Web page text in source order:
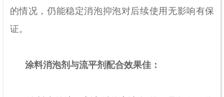
的情况，仍能稳定消泡抑泡对后续使用无影响有保
证。
涂料消泡剂与流平剂配合效果佳：